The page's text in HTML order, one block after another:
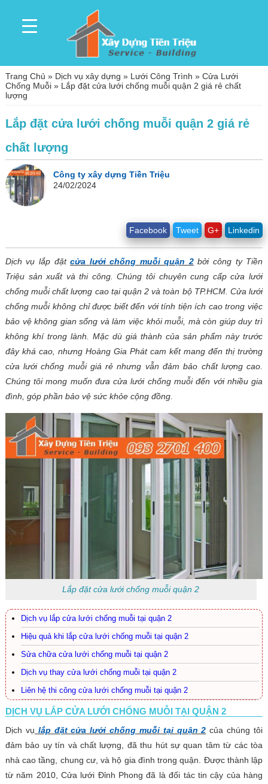
Trang Chủ » Dịch vụ xây dựng » Lưới Công Trình » Cửa Lưới
Chống Muỗi» Lắp đặt cửa lưới chống muỗi quận 2 giá rẻ chất
lượng
Lắp đặt cửa lưới chống muỗi quận 2 giá rẻ
chất lượng
Công ty xây dựng Tiền Triệu
24/02/2024
Facebook Tweet G+ Linkedin
Dịch vụ lắp đặtcửa lưới chống muỗi quận 2bởi công ty Tiền
Triệu sản xuất và thi công. Chúng tôi chuyên cung cấp cửa lưới
chống muỗi chất lượng cao tại quận 2 và toàn bộ TP.HCM. Cửa lưới
chống muỗi không chỉ được biết đến với tính tiện ích cao trong việc
bảo vệ không gian sống và làm việc khỏi muỗi, mà còn giúp duy trì
không khí trong lành. Mặc dù giá thành của sản phẩm này trước
đây khá cao, nhưng Hoàng Gia Phát cam kết mang đến thị trường
cửa lưới chống muỗi giá rẻ nhưng vẫn đảm bảo chất lượng cao.
Chúng tôi mong muốn đưa cửa lưới chống muỗi đến với nhiều gia
đình, góp phần bảo vệ sức khỏe cộng đồng.
Lắp đặt cửa lưới chống muỗi quận 2
Dịch vụ lắp cửa lưới chống muỗi tại quận 2
Hiệu quả khi lắp cửa lưới chống muỗi tại quận 2
Sửa chữa cửa lưới chống muỗi tại quận 2
Dịch vụ thay cửa lưới chống muỗi tại quận 2
Liên hệ thi công cửa lưới chống muỗi tại quận 2
DỊCH VỤ LẮP CỬA LƯỚI CHỐNG MUỖI TẠI QUẬN 2
Dịch vụ lắp đặt cửa lưới chống muỗi tại quận 2 của chúng tôi
đảm bảo uy tín và chất lượng, đã thu hút sự quan tâm từ các tòa
nhà cao tầng, chung cư, và hộ gia đình trong quận. Được thành lập
từ năm 2010, Cửa lưới Đỉnh Phong đã là đối tác tin cậy của hàng